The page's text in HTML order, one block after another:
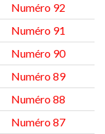
Numéro 92
Numéro 91
Numéro 90
Numéro 89
Numéro 88
Numéro 87